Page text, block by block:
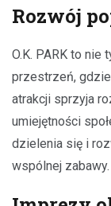
Rozwój
O.K. PARK to
przestrzeń,
atrakcji sprzyja
umiejętności
dzielenia się i
wspólnej zabawy.